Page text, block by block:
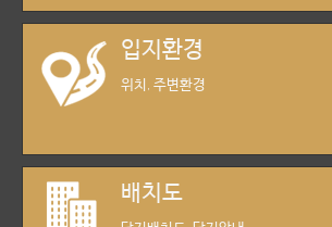
입지환경
위치, 주변환경
배치도